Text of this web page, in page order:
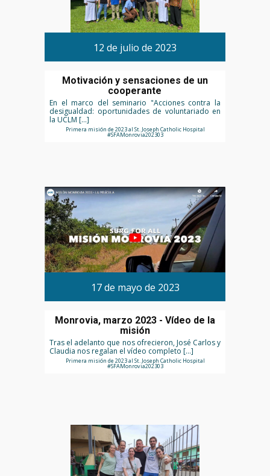
12 de julio de 2023
Motivación y sensaciones de un
cooperante
En el marco del seminario "Acciones contra la
desigualdad: oportunidades de voluntariado en
la UCLM […]
Primera misión de 2023 al St. Joseph Catholic Hospital
#SFAMonrovia202303
17 de mayo de 2023
Monrovia, marzo 2023 - Vídeo de la
misión
Tras el adelanto que nos ofrecieron, José Carlos y
Claudia nos regalan el vídeo completo […]
Primera misión de 2023 al St. Joseph Catholic Hospital
#SFAMonrovia202303